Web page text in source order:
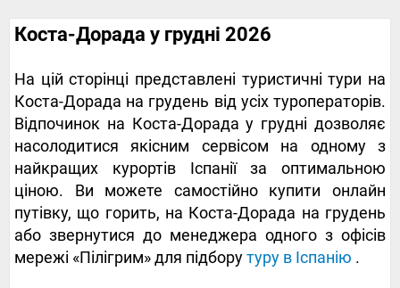
Коста-Дорада у грудні 2026
На цій сторінці представлені туристичні тури на
Коста-Дорада на грудень від усіх туроператорів.
Відпочинок на Коста-Дорада у грудні дозволяє
насолодитися якісним сервісом на одному з
найкращих курортів Іспанії за оптимальною
ціною. Ви можете самостійно купити онлайн
путівку, що горить, на Коста-Дорада на грудень
або звернутися до менеджера одного з офісів
мережі «Пілігрим» для підборутуру в Іспанію .